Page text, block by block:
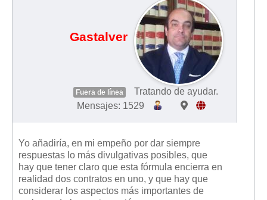
Gastalver
Fuera de línea
Tratando de ayudar.
Mensajes: 1529
Yo añadiría, en mi empeño por dar siempre
respuestas lo más divulgativas posibles, que
hay que tener claro que esta fórmula encierra en
realidad dos contratos en uno, y que hay que
considerar los aspectos más importantes de